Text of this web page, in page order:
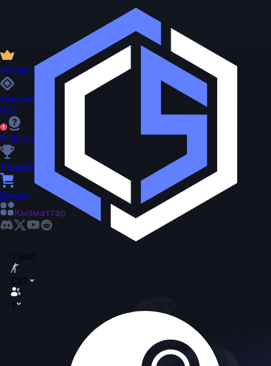
1 640
CS2
1
PREMIUM
Миссиялар
0/5
Pick'em
Лидерборд
Дүкөн
Кызматтар